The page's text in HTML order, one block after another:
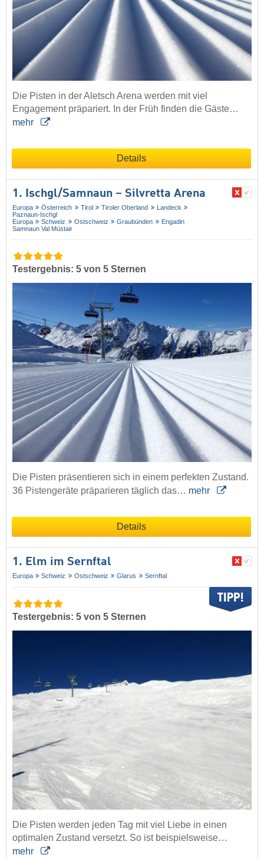
Die Pisten in der Aletsch Arena werden mit viel
Engagement präpariert. In der Früh finden die Gäste…
mehr
Details
1. Ischgl/​Samnaun – Silvretta Arena
Europa Österreich Tirol Tiroler Oberland
Landeck
Paznaun-Ischgl
Europa
Schweiz Ostschweiz Graubünden
Engadin
Samnaun Val Müstair
Testergebnis: 5 von 5 Sternen
Die Pisten präsentieren sich in einem perfekten Zustand.
36 Pistengeräte präparieren täglich das… mehr
Details
1. Elm im Sernftal
Europa Schweiz Ostschweiz Glarus Sernftal
Testergebnis: 5 von 5 Sternen
Die Pisten werden jeden Tag mit viel Liebe in einen
optimalen Zustand versetzt. So ist beispielsweise…
mehr